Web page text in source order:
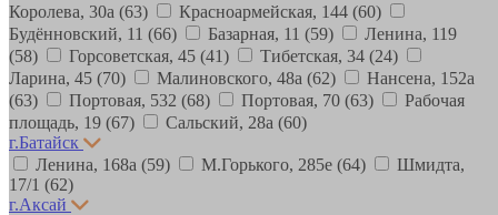
Королева, 30а (63) Красноармейская, 144 (60)
Будённовский, 11 (66) Базарная, 11 (59)
Ленина, 119
(58)
Горсоветская, 45 (41) Тибетская, 34 (24)
Ларина, 45 (70) Малиновского, 48а (62)
Нансена, 152а
(63)
Портовая, 532 (68) Портовая, 70 (63)
Рабочая
площадь, 19 (67) Сальский, 28a (60)
г.Батайск
Ленина, 168а (59) М.Горького, 285е (64)
Шмидта,
17/1 (62)
г.Аксай